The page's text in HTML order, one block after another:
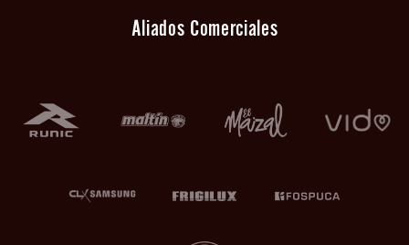
Aliados Comerciales